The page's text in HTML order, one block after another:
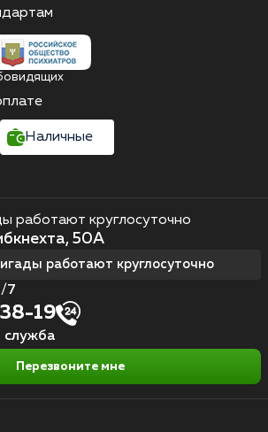
работают круглосуточно
50А
работают круглосуточно
7
19
служба
Перезвоните мне
Наличные